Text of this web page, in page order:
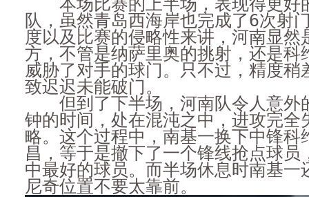
队，虽然青岛西海岸也完成了6次射
度以及比赛的侵略性来讲，河南显然
方，不管是纳萨里奥的挑射，还是科
威胁了对手的球门。只不过，精度稍
致迟迟未能破门。
但到了下半场，河南队令人意外
钟的时间，处在混沌之中，进攻完全
略。这个过程中，南基一换下中锋科
昌，等于是撤下了一个锋线抢点球员
中最好的球员。而半场休息时南基一
尼奇位置不要太靠前。